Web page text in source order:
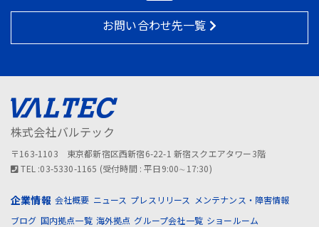
お問い合わせ先一覧
株式会社バルテック
〒163-1103 東京都新宿区西新宿6-22-1 新宿スクエアタワー3階
TEL :03-5330-1165 (受付時間 : 平日9:00∼17:30)
企業情報 会社概要 ニュース プレスリリース
メンテナンス・障害情報
ブログ 国内拠点一覧 海外拠点 グループ会社一覧 ショールーム